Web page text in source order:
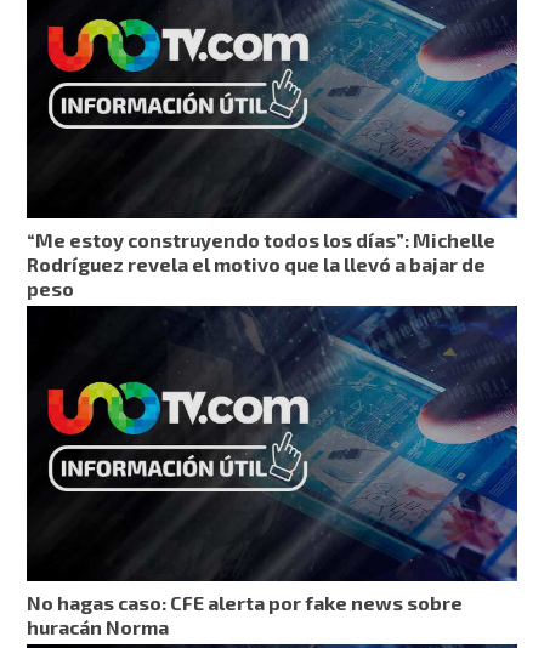
“Me estoy construyendo todos los días”: Michelle
Rodríguez revela el motivo que la llevó a bajar de
peso
No hagas caso: CFE alerta por fake news sobre
huracán Norma